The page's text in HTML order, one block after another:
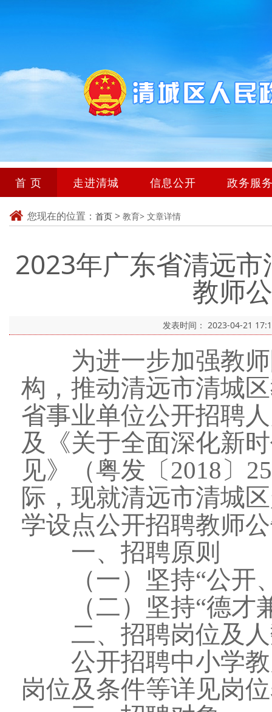
首 页 走进清城 信息公开 政务服
您现在的位置： 首页 > 教育> 文章详情
2023年广东省清远
教师
发表时间： 2023-04-21
为进一步加强教师
构，推动清远市清城
省事业单位公开招聘
及《关于全面深化新
见》（粤发〔2018〕
际，现就清远市清城
学设点公开招聘教师
一、招聘原则
（一）坚持“公开、
（二）坚持“德才
二、招聘岗位及人
公开招聘中小学教
岗位及条件等详见岗